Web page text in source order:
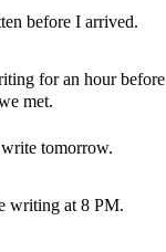
before I arrived.
for an hour before
met.
tomorrow.
writing at 8 PM.